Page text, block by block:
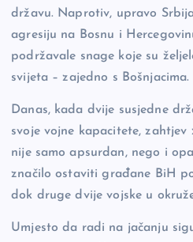
državu. Naprotiv, upravo
agresiju na Bosnu i
podržavale snage koje su
svijeta – zajedno s Bošnjacima.
Danas, kada dvije susjedne
svoje vojne kapacitete,
nije samo apsurdan, nego i
značilo ostaviti građane BiH
dok druge dvije vojske u
Umjesto da radi na jačanju